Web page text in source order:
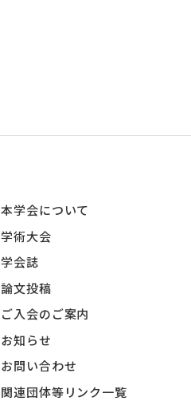
本学会について
学術大会
学会誌
論文投稿
ご入会のご案内
お知らせ
お問い合わせ
関連団体等リンク一覧